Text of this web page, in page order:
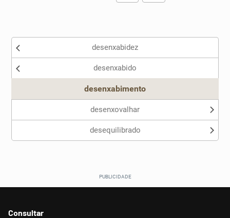
Dicionário
Nenhum dos sinônimos apresentados me ajudou
desenxabidez
desenxabido
desenxabimento
desenxovalhar
desequilibrado
Consultar